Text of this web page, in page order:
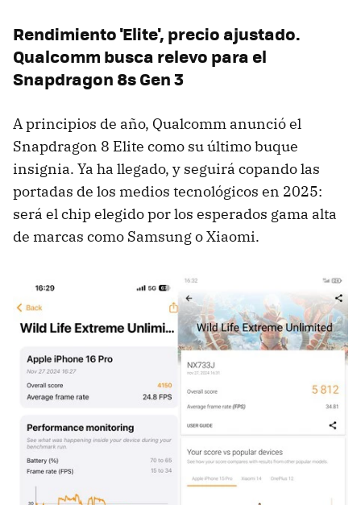
Rendimiento 'Elite', precio ajustado.
Qualcomm busca relevo para el
Snapdragon 8s Gen 3
A principios de año, Qualcomm anunció el
Snapdragon 8 Elite como su último buque
insignia. Ya ha llegado, y seguirá copando las
portadas de los medios tecnológicos en 2025:
será el chip elegido por los esperados gama alta
de marcas como Samsung o Xiaomi.